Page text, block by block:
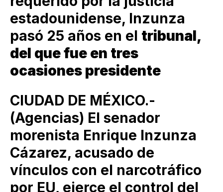
estadounidense, Inzunza
pasó 25 años en el tribunal,
del que fue en tres
ocasiones presidente
CIUDAD DE MÉXICO.-
(Agencias) El senador
morenista Enrique Inzunza
Cázarez, acusado de
vínculos con el narcotráfico
por EU, ejerce el control del